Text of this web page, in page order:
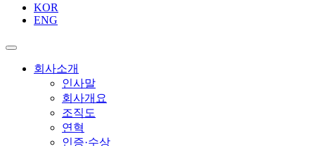
KOR
ENG
회사소개
인사말
회사개요
조직도
연혁
인증·수상